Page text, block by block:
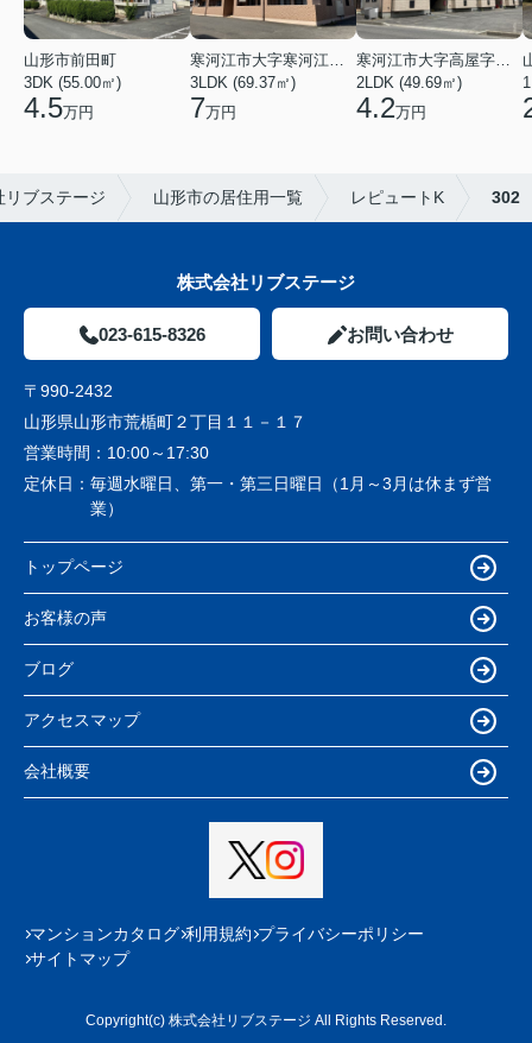
山形市前田町
3DK (55.00㎡)
4.5万円
3LDK (69.37㎡)
7万円
2LDK (49.69㎡)
4.2万円
ブステージ 山形市の居住用一覧 レピュートK 302
株式会社リブステージ
023-615-8326 お問い合わせ
〒990-2432
山形県山形市荒楯町２丁目１１－１７
営業時間： 10:00～17:30
定休日： 毎週水曜日、第一・第三日曜日（1月～3月は休まず営
業）
トップページ
お客様の声
ブログ
アクセスマップ
会社概要
マンションカタログ 利用規約 プライバシーポリシー
サイトマップ
Copyright(c) 株式会社リブステージ All Rights Reserved.